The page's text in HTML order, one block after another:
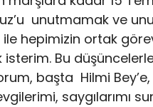
unutmamak ve
hepimizin ortak
Bu düşüncelerle
başta Hilmi
saygılarımı